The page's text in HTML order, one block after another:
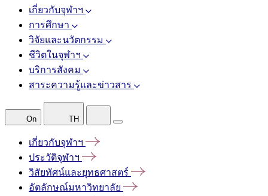
เกี่ยวกับจุฬาฯ
การศึกษา
วิจัยและนวัตกรรม
ชีวิตในจุฬาฯ
บริการสังคม
สาระความรู้และข่าวสาร
On TH
เกี่ยวกับจุฬาฯ
ประวัติจุฬาฯ
วิสัยทัศน์และยุทธศาสตร์
อัตลักษณ์มหาวิทยาลัย